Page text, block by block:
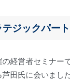
テジックパー
の経営者セミナー
田氏に会いました